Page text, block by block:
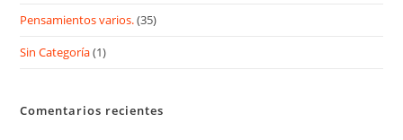
Pensamientos varios.(35)
Sin Categoría(1)
Comentarios recientes